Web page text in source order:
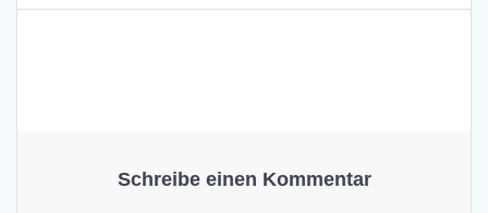
Schreibe einen Kommentar